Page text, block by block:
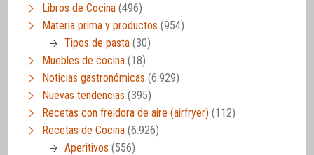
Libros de Cocina (496)
Materia prima y productos (954)
Tipos de pasta (30)
Muebles de cocina (18)
Noticias gastronómicas (6.929)
Nuevas tendencias (395)
Recetas con freidora de aire (airfryer) (112)
Recetas de Cocina (6.926)
Aperitivos (556)